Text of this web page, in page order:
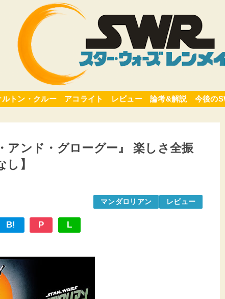
ルトン・クルー アコライト レビュー 論考&解説 今後の
アンド・グローグー』 楽しさ全振
】
マンダロリアン レビュー
B! P L